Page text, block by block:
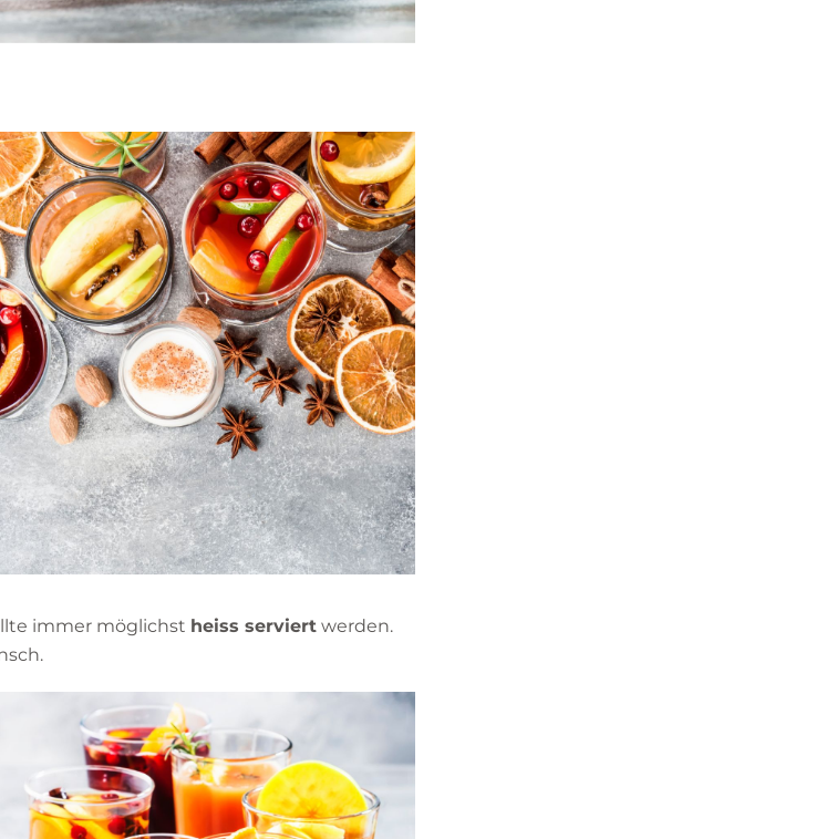
immer möglichst heiss serviert werden.